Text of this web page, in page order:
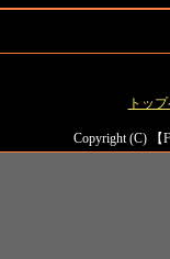
トッ
Copyright (C) 【